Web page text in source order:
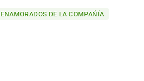
DE LA COMPAÑÍA